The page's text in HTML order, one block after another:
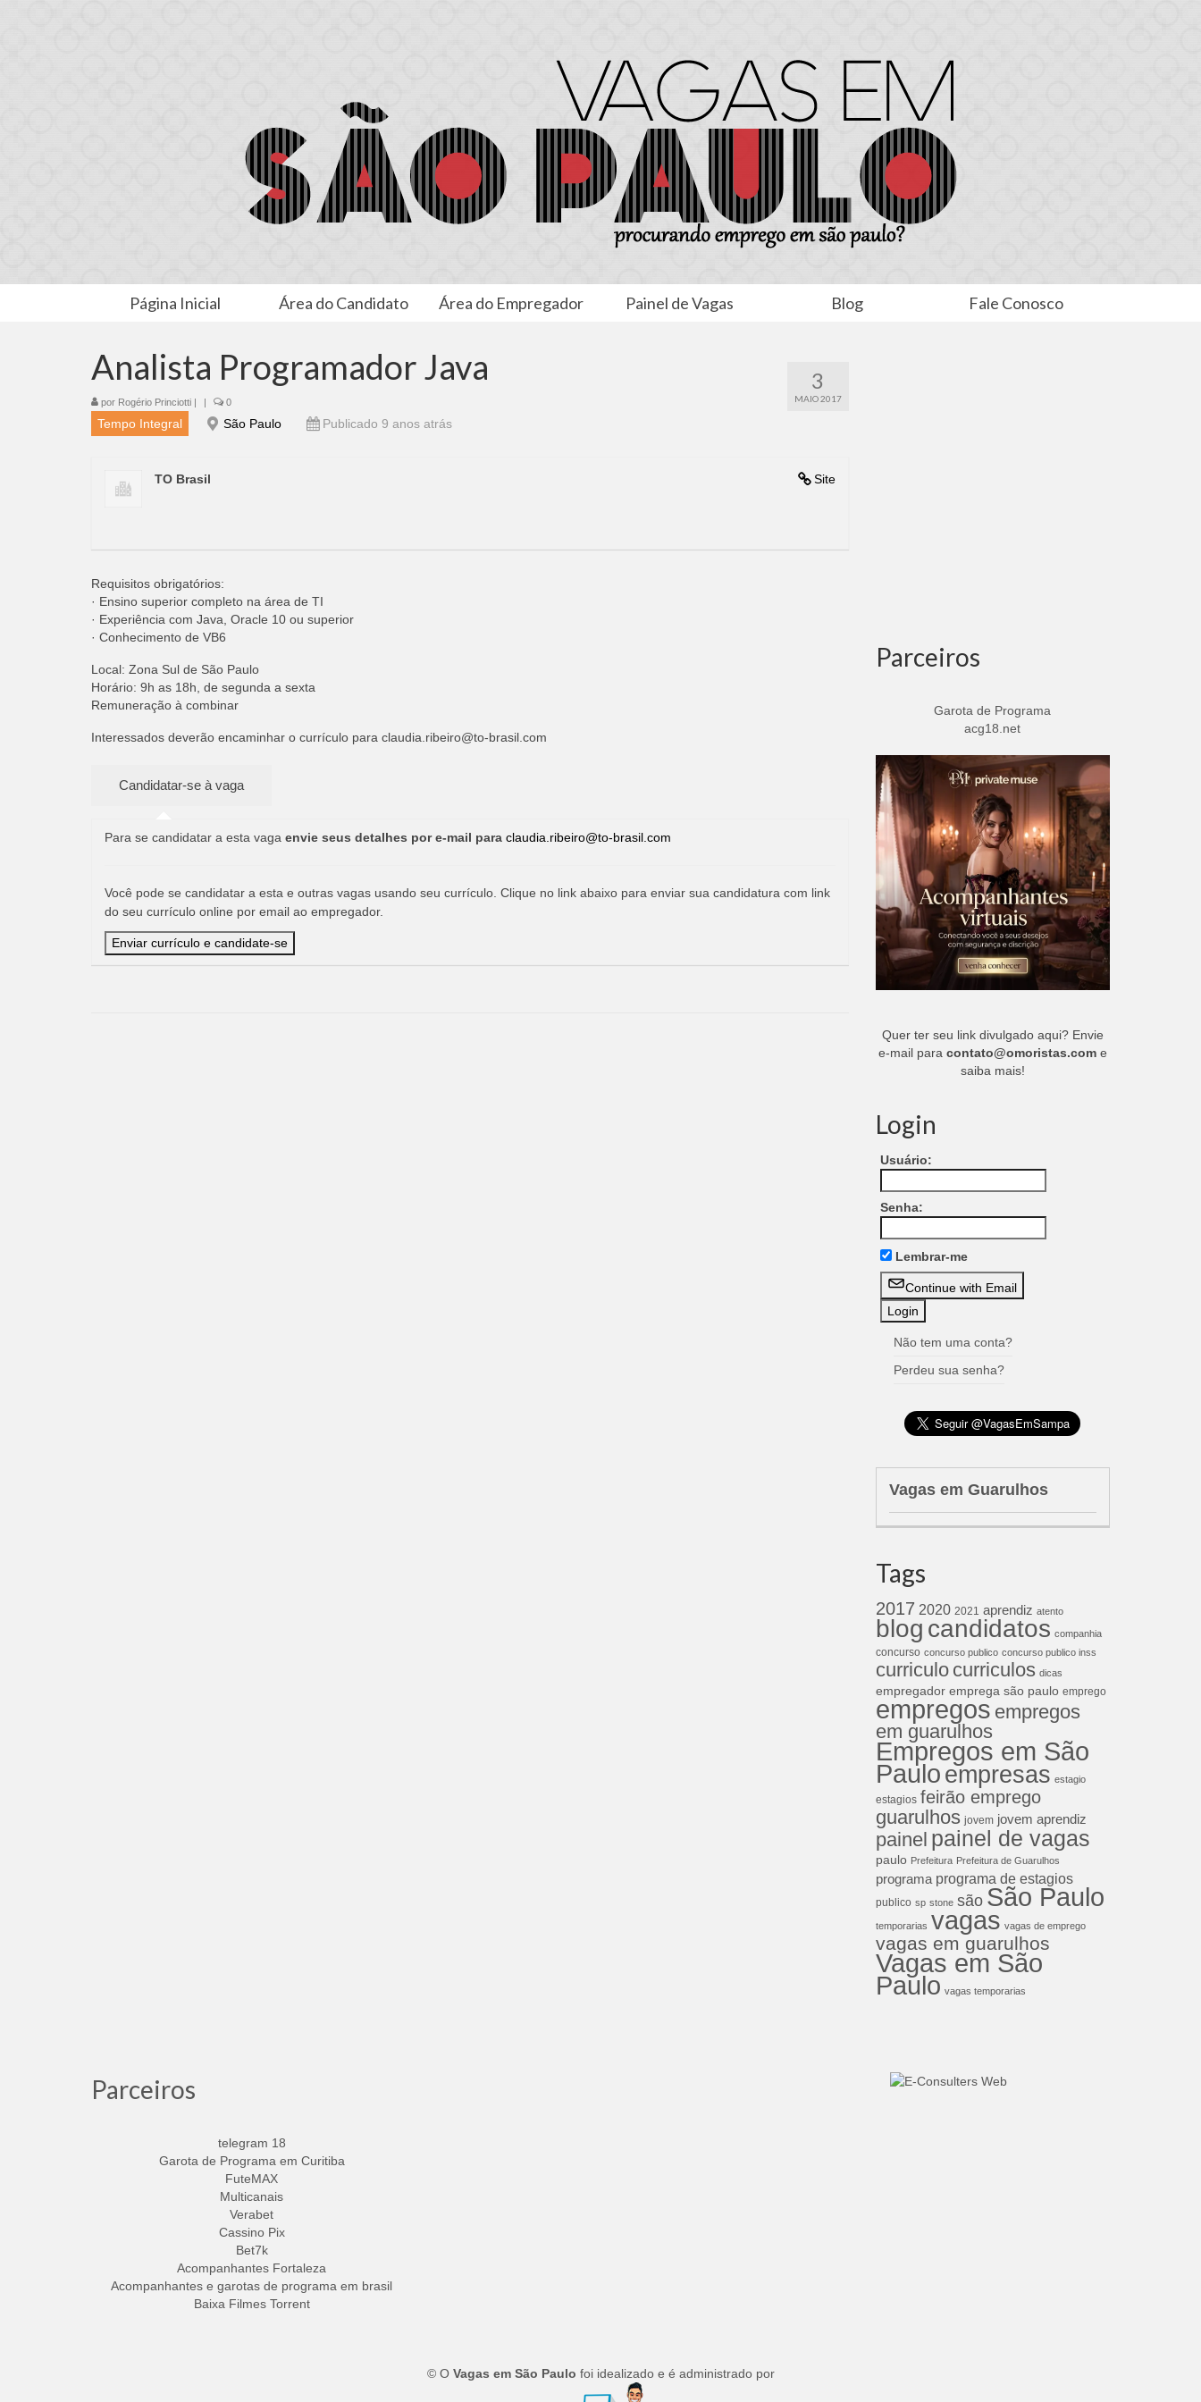
Página Inicial Área do Candidato Área do Empregador Painel de Vagas Blog Fale Conosco
3
MAIO 2017
Analista Programador Java
por Rogério Princiotti | | 0
Tempo Integral São Paulo Publicado 9 anos atrás
Site
TO Brasil
Requisitos obrigatórios:
· Ensino superior completo na área de TI
· Experiência com Java, Oracle 10 ou superior
· Conhecimento de VB6
Local: Zona Sul de São Paulo
Horário: 9h as 18h, de segunda a sexta
Remuneração à combinar
Interessados deverão encaminhar o currículo para claudia.ribeiro@to-brasil.com
Para se candidatar a esta vaga envie seus detalhes por e-mail para claudia.ribeiro@to-brasil.com
Você pode se candidatar a esta e outras vagas usando seu currículo. Clique no link abaixo para enviar sua candidatura com link
do seu currículo online por email ao empregador.
Parceiros
Garota de Programa
acg18.net
Quer ter seu link divulgado aqui? Envie
e-mail para contato@omoristas.come
saiba mais!
Login
Usuário:
Senha:
Lembrar-me
Continue with Email
Não tem uma conta?
Perdeu sua senha?
Vagas em Guarulhos
Tags
2017 2020 2021 aprendiz atento
blog candidatos companhia
concurso concurso publico concurso publico inss
curriculo curriculos dicas
empregador emprega são paulo emprego
empregos empregos
em guarulhos
Empregos em São
Pauloempresas estagio
estagios feirão emprego
guarulhos jovem jovem aprendiz
painel painel de vagas
paulo Prefeitura Prefeitura de Guarulhos
programa programa de estagios
publico sp stone são São Paulo
temporarias vagas vagas de emprego
vagas em guarulhos
Vagas em São
Paulo vagas temporarias
Parceiros
telegram 18
Garota de Programa em Curitiba
FuteMAX
Multicanais
Verabet
Cassino Pix
Bet7k
Acompanhantes Fortaleza
Acompanhantes e garotas de programa em brasil
Baixa Filmes Torrent
© O Vagas em São Paulo foi idealizado e é administrado por